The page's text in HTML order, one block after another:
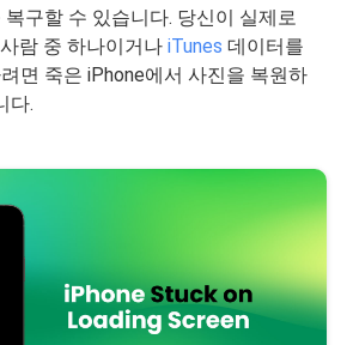
구할 수 있습니다. 당신이 실제로
람 중 하나이거나iTunes 데이터를
면 죽은 iPhone에서 사진을 복원하
다.